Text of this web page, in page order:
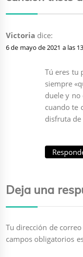
Victoria dice:
6 de mayo de 2021 a las
Tú eres tu
siempre
duele y no
cuando te
disfruta
Deja una
Tu dirección de
campos obligatorios